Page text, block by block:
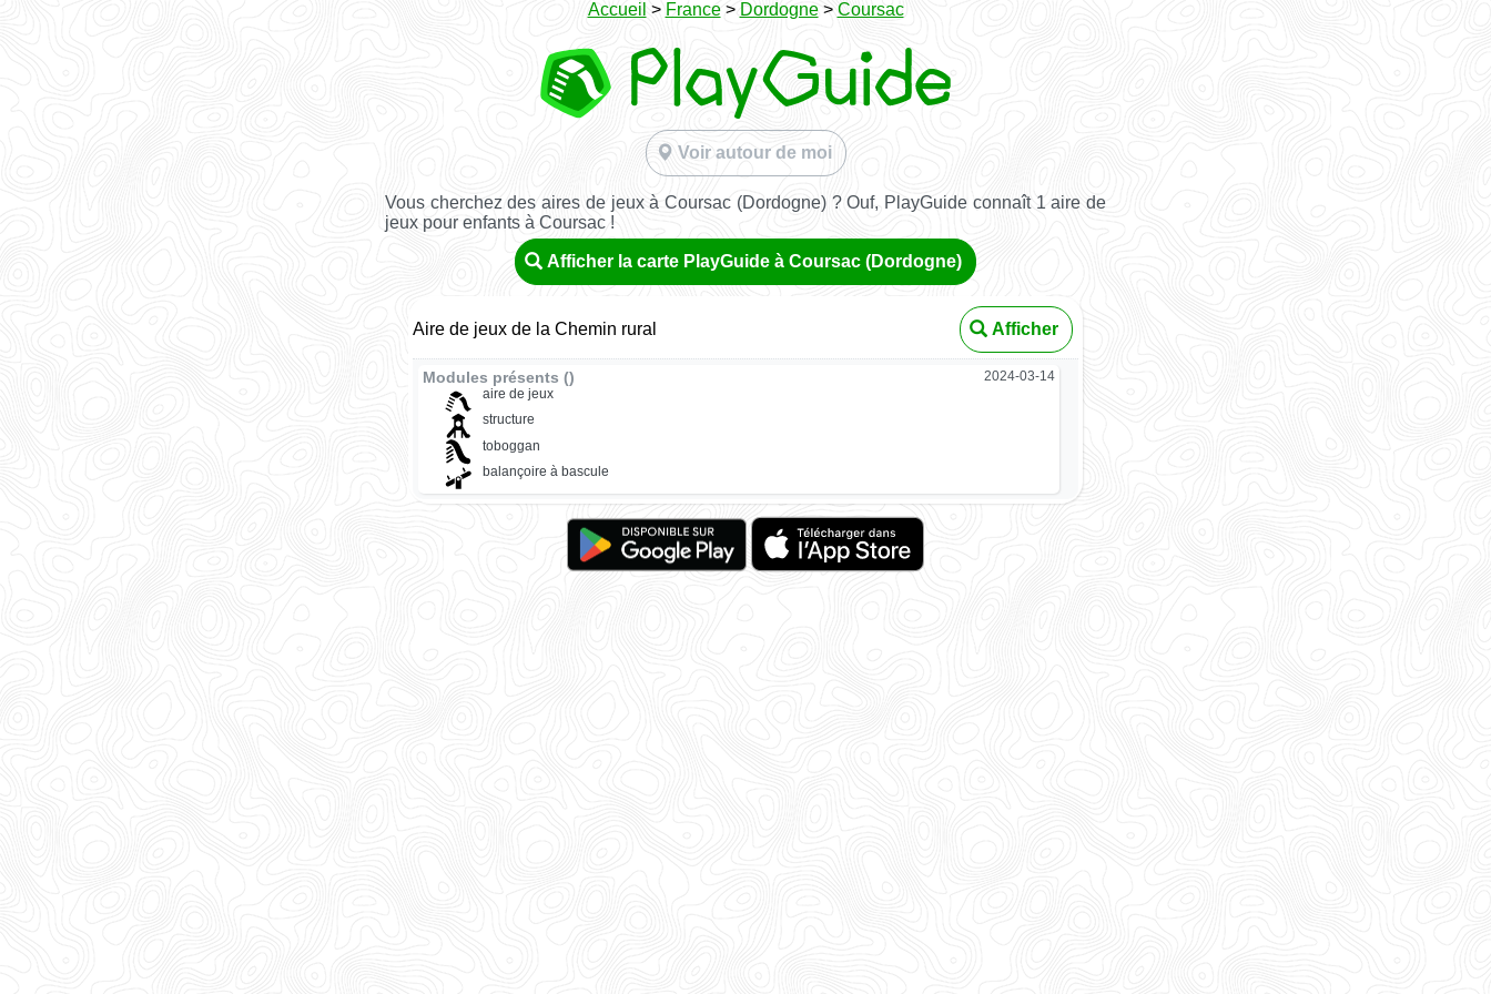
Accueil > France> Dordogne> Coursac
Voir autour de moi
Vous cherchez des aires de jeux à Coursac (Dordogne) ? Ouf, PlayGuide connaît 1 aire de
jeux pour enfants à Coursac !
Afficher la carte PlayGuide à Coursac (Dordogne)
Aire de jeux de la Chemin rural Afficher
Modules présents () 2024-03-14
aire de jeux
structure
toboggan
balançoire à bascule